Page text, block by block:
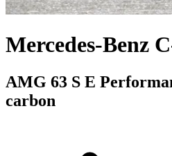
Mercedes-Benz
AMG 63 S E
carbon